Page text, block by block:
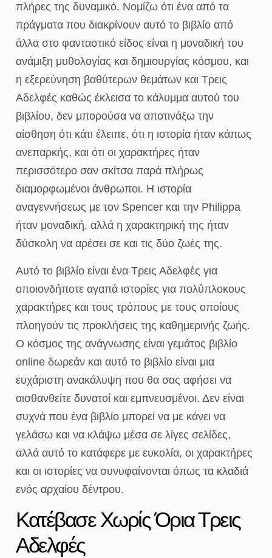
πλήρες της δυναμικό. Νομίζω ότι ένα από τα
πράγματα που διακρίνουν αυτό το βιβλίο από
άλλα στο φανταστικό είδος είναι η μοναδική του
ανάμιξη μυθολογίας και δημιουργίας κόσμου, και
η εξερεύνηση βαθύτερων θεμάτων και Τρεις
Αδελφές καθώς έκλεισα το κάλυμμα αυτού του
βιβλίου, δεν μπορούσα να αποτινάξω την
αίσθηση ότι κάτι έλειπε, ότι η ιστορία ήταν κάπως
ανεπαρκής, και ότι οι χαρακτήρες ήταν
περισσότερο σαν σκίτσα παρά πλήρως
διαμορφωμένοι άνθρωποι. Η ιστορία
αναγεννήσεως με τον Spencer και την Philippa
ήταν μοναδική, αλλά η χαρακτηρική της ήταν
δύσκολη να αρέσει σε και τις δύο ζωές της.
Αυτό το βιβλίο είναι ένα Τρεις Αδελφές για
οποιονδήποτε αγαπά ιστορίες για πολύπλοκους
χαρακτήρες και τους τρόπους με τους οποίους
πλοηγούν τις προκλήσεις της καθημερινής ζωής.
Ο κόσμος της ανάγνωσης είναι γεμάτος βιβλίο
online δωρεάν και αυτό το βιβλίο είναι μια
ευχάριστη ανακάλυψη που θα σας αφήσει να
αισθανθείτε δυνατοί και εμπνευσμένοι. Δεν είναι
συχνά που ένα βιβλίο μπορεί να με κάνει να
γελάσω και να κλάψω μέσα σε λίγες σελίδες,
αλλά αυτό το κατάφερε με ευκολία, οι χαρακτήρες
και οι ιστορίες να συνυφαίνονται όπως τα κλαδιά
ενός αρχαίου δέντρου.
Κατέβασε Χωρίς Όρια Τρεις
Αδελφές